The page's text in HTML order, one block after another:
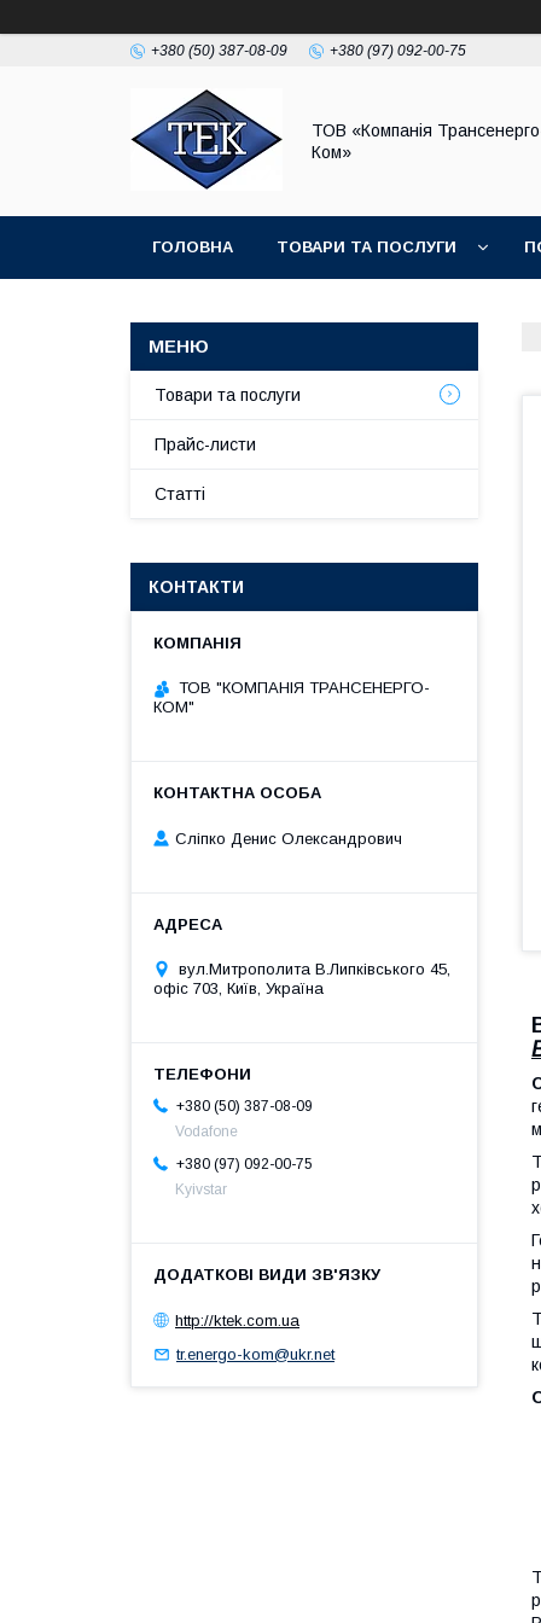
+380 (50) 387-08-09 +380 (97) 092-00-75
ТОВ «Компанія
Ком»
ГОЛОВНА ТОВАРИ ТА ПОСЛУГИ
Товари та послуги
Прайс-листи
Статті
КОНТАКТИ
ТОВ "КОМПАНІЯ ТРАНСЕНЕРГО-
КОМ"
Сліпко Денис Олександрович
вул.Митрополита В.Липківського 45,
офіс 703, Київ, Україна
+380 (50) 387-08-09
Vodafone
+380 (97) 092-00-75
Kyivstar
http://ktek.com.ua
tr.energo-kom@ukr.net